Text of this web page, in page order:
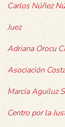
Carlos Núñez
Juez
Adriana Orocu
Asociación
Marcia Aguiluz
Centro por la